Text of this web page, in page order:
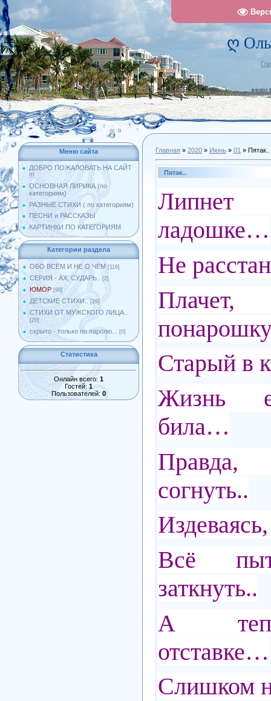
ღ
Меню сайта
ДОБРО ПОЖАЛОВАТЬ НА САЙТ
!!!
ОСНОВНАЯ ЛИРИКА (по
категориям)
РАЗНЫЕ СТИХИ ( по категориям)
ПЕСНИ и РАССКАЗЫ
КАРТИНКИ ПО КАТЕГОРИЯМ
Категории раздела
ОБО ВСЁМ И НЕ О ЧЁМ [116]
СЕРИЯ - АХ, СУДАРЬ.. [2]
ЮМОР [98]
ДЕТСКИЕ СТИХИ.. [29]
СТИХИ ОТ МУЖСКОГО ЛИЦА..
[20]
скрыто - только по паролю... [0]
Статистика
Онлайн всего: 1
Гостей: 1
Пользователей: 0
Главная » 2020 » Июнь » 01 » Пятак..
Пятак..
ладошке…
Не
Старый в
Жизнь
била…
согнуть..
Всё
заткнуть..
А
отставке…
Слишком